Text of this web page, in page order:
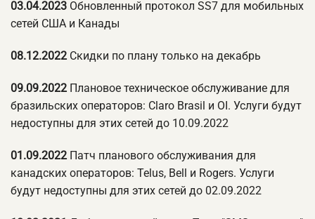
03.04.2023 Обновленный протокол SS7 для мобильных
сетей США и Канады
08.12.2022 Скидки по плану только на декабрь
09.09.2022 Плановое техническое обслуживание для
бразильских операторов: Claro Brasil и OI. Услуги будут
недоступны для этих сетей до 10.09.2022
01.09.2022 Патч планового обслуживания для
канадских операторов: Telus, Bell и Rogers. Услуги
будут недоступны для этих сетей до 02.09.2022